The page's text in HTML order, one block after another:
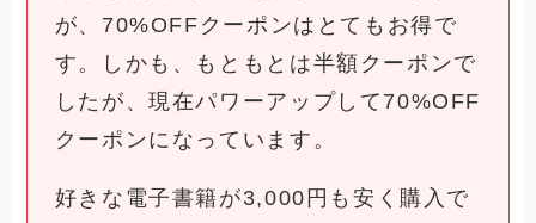
が、70%OFFクーポンはとてもお得で
す。しかも、もともとは半額クーポンで
したが、現在パワーアップして70%OFF
クーポンになっています。
好きな電子書籍が3,000円も安く購入で